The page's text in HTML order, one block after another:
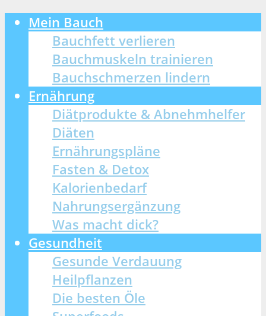
Mein Bauch
Bauchfett verlieren
Bauchmuskeln trainieren
Bauchschmerzen lindern
Ernährung
Diätprodukte & Abnehmhelfer
Diäten
Ernährungspläne
Fasten & Detox
Kalorienbedarf
Nahrungsergänzung
Was macht dick?
Gesundheit
Gesunde Verdauung
Heilpflanzen
Die besten Öle